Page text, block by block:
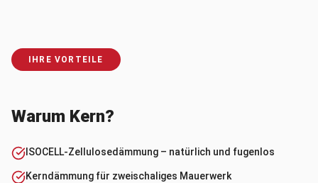
IHRE VORTEILE
Warum Kern?
ISOCELL-Zellulosedämmung – natürlich und fugenlos
Kerndämmung für zweischaliges Mauerwerk